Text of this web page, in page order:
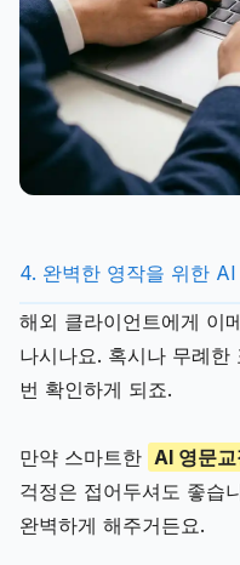
4. 완벽한 영작을 위한
해외 클라이언트에게 이
나시나요. 혹시나 무례한
번 확인하게 되죠.
만약 스마트한 AI 영문
걱정은 접어두셔도 좋습
완벽하게 해주거든요.